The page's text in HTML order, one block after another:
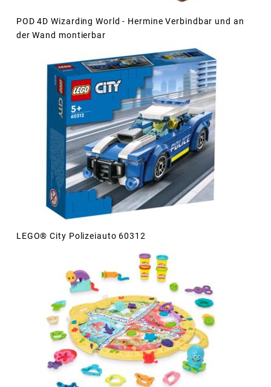
POD 4D Wizarding World - Hermine Verbindbar und an
der Wand montierbar
LEGO® City Polizeiauto 60312